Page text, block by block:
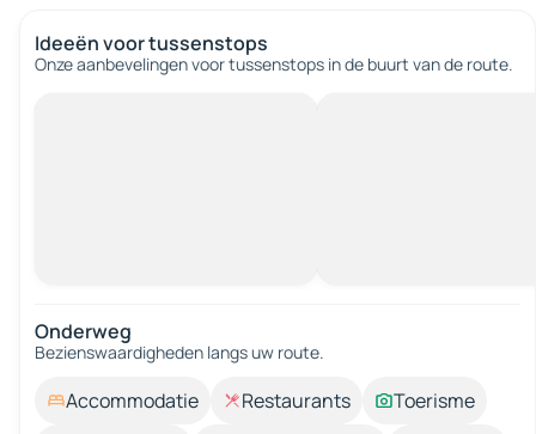
Ideeën voor tussenstops
Onze aanbevelingen voor tussenstops in de buurt van de route.
Onderweg
Bezienswaardigheden langs uw route.
Accommodatie Restaurants
Toerisme